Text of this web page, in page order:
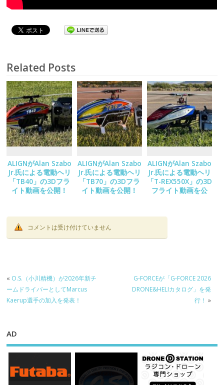
Related Posts
ALIGNがAlan Szabo
Jr.氏による電動ヘリ
「TB40」の3Dフラ
イト動画を公開！
ALIGNがAlan Szabo
Jr.氏による電動ヘリ
「TB70」の3Dフラ
イト動画を公開！
ALIGNがAlan Szabo
Jr.氏による電動ヘリ
「T-REX550X」の3D
フライト動画を公
コメントは受け付けていません
« O.S.（小川精機）が2026年新チ
ームドライバーとしてMarcus
Kaerup選手の加入を発表！
G-FORCEが「G-FORCE 2026
DRONE&HELIカタログ」を発
行！ »
AD